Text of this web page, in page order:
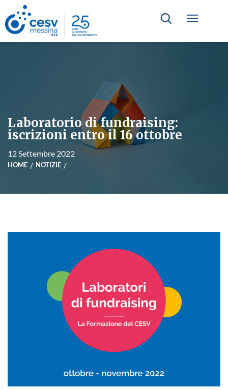
Laboratorio di fundraising:
iscrizioni entro il 16 ottobre
12 Settembre 2022
HOME NOTIZIE